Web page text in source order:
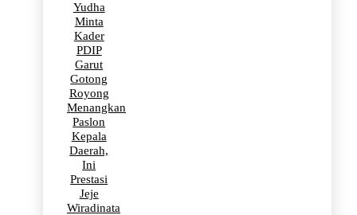
Yudha
Minta
Kader
PDIP
Garut
Gotong
Royong
Menangkan
Paslon
Kepala
Daerah,
Ini
Prestasi
Jeje
Wiradinata